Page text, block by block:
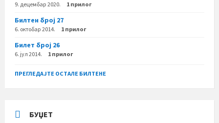
9. децембар 2020. 1 прилог
Билтен број 27
6. октобар 2014. 1 прилог
Билет број 26
6. јул 2014. 1 прилог
ПРЕГЛЕДАЈТЕ ОСТАЛЕ БИЛТЕНЕ
БУЏЕТ